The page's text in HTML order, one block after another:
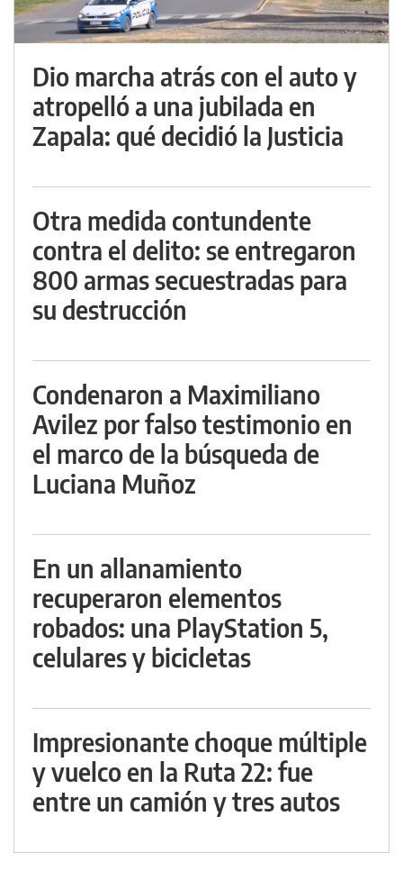
Dio marcha atrás con el auto y
atropelló a una jubilada en
Zapala: qué decidió la Justicia
Otra medida contundente
contra el delito: se entregaron
800 armas secuestradas para
su destrucción
Condenaron a Maximiliano
Avilez por falso testimonio en
el marco de la búsqueda de
Luciana Muñoz
En un allanamiento
recuperaron elementos
robados: una PlayStation 5,
celulares y bicicletas
Impresionante choque múltiple
y vuelco en la Ruta 22: fue
entre un camión y tres autos